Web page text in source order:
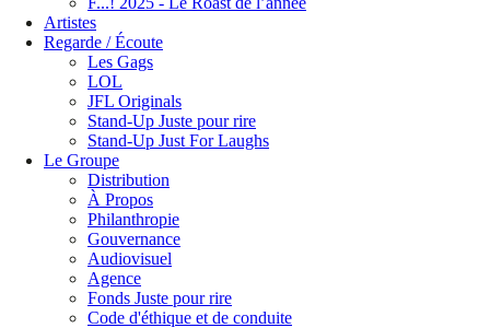
Artistes
Regarde / Écoute
Les Gags
LOL
JFL Originals
Stand-Up Juste pour rire
Stand-Up Just For Laughs
Le Groupe
Distribution
À Propos
Philanthropie
Gouvernance
Audiovisuel
Agence
Fonds Juste pour rire
Code d'éthique et de conduite